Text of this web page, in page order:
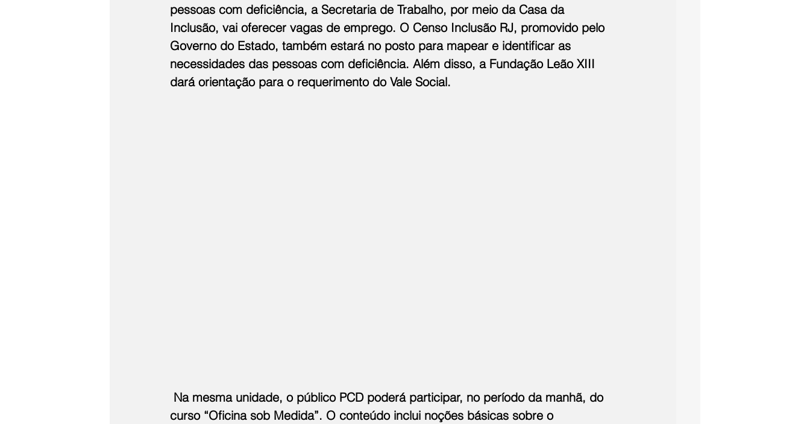
pessoas com deficiência, a Secretaria de Trabalho, por meio da Casa da
Inclusão, vai oferecer vagas de emprego. O Censo Inclusão RJ, promovido pelo
Governo do Estado, também estará no posto para mapear e identificar as
necessidades das pessoas com deficiência. Além disso, a Fundação Leão XIII
dará orientação para o requerimento do Vale Social.
Na mesma unidade, o público PCD poderá participar, no período da manhã, do
curso “Oficina sob Medida”. O conteúdo inclui noções básicas sobre o